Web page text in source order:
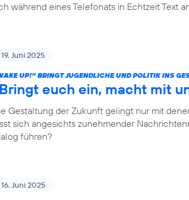
während eines Telefonats in Echtzeit Text
19. Juni 2025
UP!“ BRINGT JUGENDLICHE UND POLITIK INS
euch ein, macht mit
Gestaltung der Zukunft gelingt nur mit
sich angesichts zunehmender
führen?
16. Juni 2025